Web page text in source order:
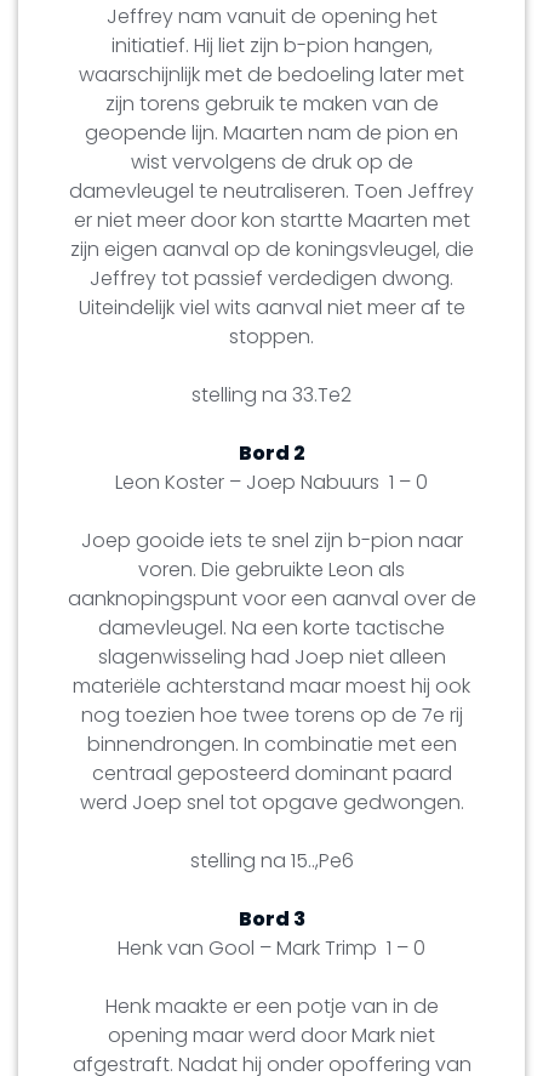
Jeffrey nam vanuit de opening het
initiatief. Hij liet zijn b-pion hangen,
waarschijnlijk met de bedoeling later met
zijn torens gebruik te maken van de
geopende lijn. Maarten nam de pion en
wist vervolgens de druk op de
damevleugel te neutraliseren. Toen Jeffrey
er niet meer door kon startte Maarten met
zijn eigen aanval op de koningsvleugel, die
Jeffrey tot passief verdedigen dwong.
Uiteindelijk viel wits aanval niet meer af te
stoppen.
stelling na 33.Te2
Bord 2
Leon Koster – Joep Nabuurs 1 – 0
Joep gooide iets te snel zijn b-pion naar
voren. Die gebruikte Leon als
aanknopingspunt voor een aanval over de
damevleugel. Na een korte tactische
slagenwisseling had Joep niet alleen
materiële achterstand maar moest hij ook
nog toezien hoe twee torens op de 7e rij
binnendrongen. In combinatie met een
centraal geposteerd dominant paard
werd Joep snel tot opgave gedwongen.
stelling na 15..,Pe6
Bord 3
Henk van Gool – Mark Trimp 1 – 0
Henk maakte er een potje van in de
opening maar werd door Mark niet
afgestraft. Nadat hij onder opoffering van